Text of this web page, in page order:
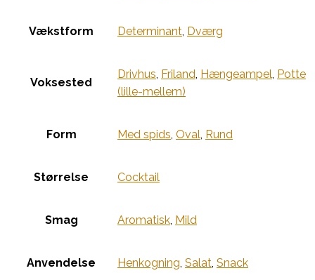
Vækstform Determinant, Dværg
Voksested
Drivhus, Friland, Hængeampel, Potte
(lille-mellem)
Form Med spids, Oval, Rund
Størrelse Cocktail
Smag Aromatisk, Mild
Anvendelse Henkogning, Salat, Snack